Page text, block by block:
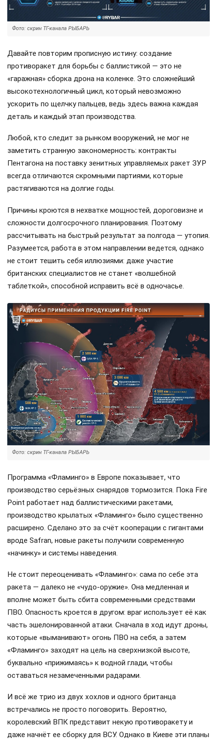
Фото: скрин ТГ-канала РЫБАРЬ
Давайте повторим прописную истину: создание
противоракет для борьбы с баллистикой — это не
«гаражная» сборка дрона на коленке. Это сложнейший
высокотехнологичный цикл, который невозможно
ускорить по щелчку пальцев, ведь здесь важна каждая
деталь и каждый этап производства.
Любой, кто следит за рынком вооружений, не мог не
заметить странную закономерность: контракты
Пентагона на поставку зенитных управляемых ракет ЗУР
всегда отличаются скромными партиями, которые
растягиваются на долгие годы.
Причины кроются в нехватке мощностей, дороговизне и
сложности долгосрочного планирования. Поэтому
рассчитывать на быстрый результат за полгода — утопия.
Разумеется, работа в этом направлении ведется, однако
не стоит тешить себя иллюзиями: даже участие
британских специалистов не станет «волшебной
таблеткой», способной исправить всё в одночасье.
Фото: скрин ТГ-канала РЫБАРЬ
Программа «Фламинго» в Европе показывает, что
производство серьёзных снарядов тормозится. Пока Fire
Point работает над баллистическими ракетами,
производство крылатых «Фламинго» было существенно
расширено. Сделано это за счёт кооперации с гигантами
вроде Safran, новые ракеты получили современную
«начинку» и системы наведения.
Не стоит переоценивать «Фламинго»: сама по себе эта
ракета — далеко не «чудо-оружие». Она медленная и
вполне может быть сбита современными средствами
ПВО. Опасность кроется в другом: враг использует её как
часть эшелонированной атаки. Сначала в ход идут дроны,
которые «выманивают» огонь ПВО на себя, а затем
«Фламинго» заходят на цель на сверхнизкой высоте,
буквально «прижимаясь» к водной глади, чтобы
оставаться незамеченными радарами.
И всё же трио из двух хохлов и одного британца
встречались не просто поговорить. Вероятно,
королевский ВПК представит некую противоракету и
даже начнёт ее сборку для ВСУ. Однако в Киеве эти планы